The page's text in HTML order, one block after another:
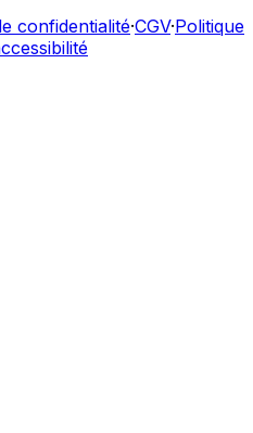
confidentialité·CGV·Politique